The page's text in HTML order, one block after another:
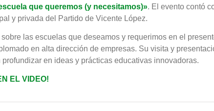
que queremos (y necesitamos)». El evento contó
y privada del Partido de Vicente López.
las escuelas que deseamos y requerimos en el
en alta dirección de empresas. Su visita y
en ideas y prácticas educativas innovadoras.
EL VIDEO!